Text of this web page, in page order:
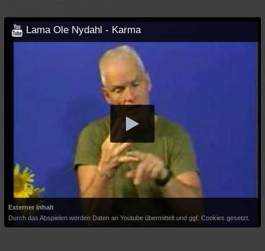
Lama Ole Nydahl - Karma
Externer Inhalt
Durch das Abspielen werden Daten an Youtube übermittelt und ggf. Cookies gesetzt.